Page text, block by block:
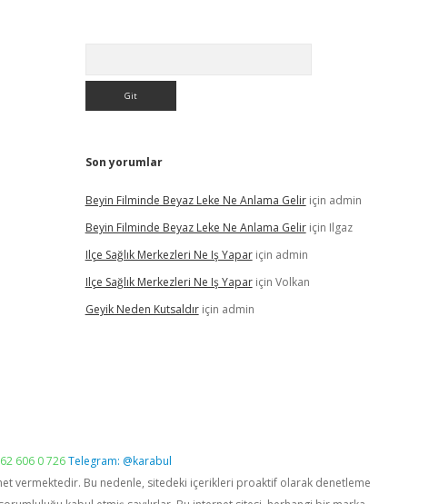
Son yorumlar
Beyin Filminde Beyaz Leke Ne Anlama Geliriçin admin
Beyin Filminde Beyaz Leke Ne Anlama Geliriçin Ilgaz
Ilçe Sağlık Merkezleri Ne Iş Yapariçin admin
Ilçe Sağlık Merkezleri Ne Iş Yapariçin Volkan
Geyik Neden Kutsaldıriçin admin
606 0 726Telegram: @karabul
vermektedir. Bu nedenle, sitedeki içerikleri proaktif olarak denetleme